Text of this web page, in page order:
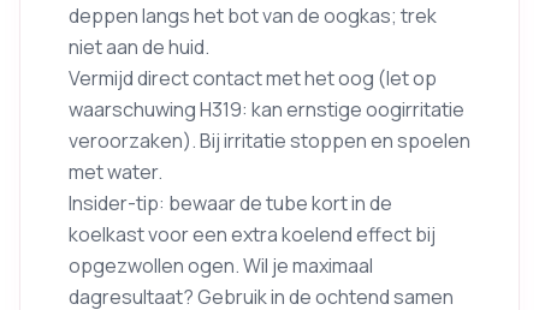
deppen langs het bot van de oogkas; trek
niet aan de huid.
Vermijd direct contact met het oog (let op
waarschuwing H319: kan ernstige oogirritatie
veroorzaken). Bij irritatie stoppen en spoelen
met water.
Insider-tip: bewaar de tube kort in de
koelkast voor een extra koelend effect bij
opgezwollen ogen. Wil je maximaal
dagresultaat? Gebruik in de ochtend samen